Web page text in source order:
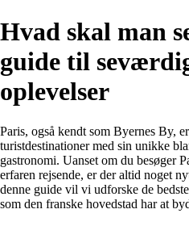
Hvad skal man
guide til
oplevelser
Paris, også kendt som Byernes By,
turistdestinationer med sin unikke
gastronomi. Uanset om du besøger
erfaren rejsende, er der altid noget
denne guide vil vi udforske de
som den franske hovedstad har at